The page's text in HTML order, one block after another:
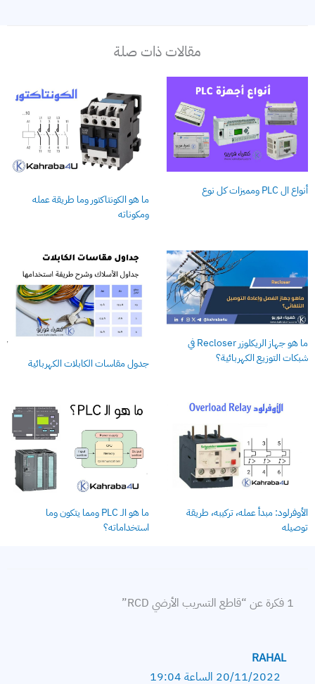
مقالات ذات صلة
أنواع ال PLC ومميزات كل نوع
ما هو الكونتاكتور وما طريقة عمله
ومكوناته
ما هو جهاز الريكلوزر Recloser في
شبكات التوزيع الكهربائية؟
جدول مقاسات الكابلات الكهربائية
الأوفرلود: مبدأ عمله، تركيبه، طريقة
توصيله
ما هو الـ PLC ومما يتكون وما
استخداماته؟
1 فكرة عن “قاطع التسريب الأرضي RCD”
RAHAL
20/11/2022 الساعة 19:04